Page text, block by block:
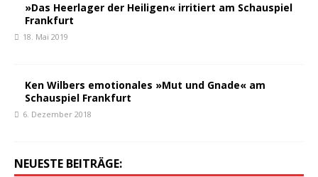
»Das Heerlager der Heiligen« irritiert am Schauspiel
Frankfurt
18. Mai 2019
Ken Wilbers emotionales »Mut und Gnade« am
Schauspiel Frankfurt
6. Dezember 2018
NEUESTE BEITRÄGE: